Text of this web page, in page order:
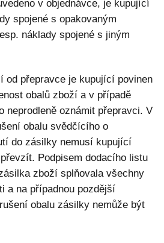
v objednávce, je kupující
spojené s opakovaným
náklady spojené s jiným
od přepravce je kupující povinen
obalů zboží a v případě
neprodleně oznámit přepravci. V
obalu svědčícího o
do zásilky nemusí kupující
Podpisem dodacího listu
zboží splňovala všechny
a na případnou pozdější
obalu zásilky nemůže být